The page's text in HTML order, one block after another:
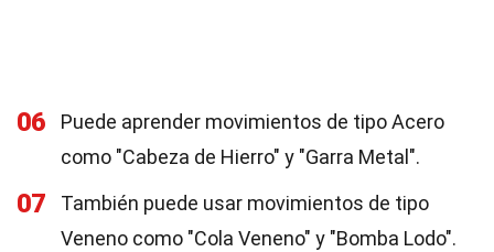
06
Puede aprender movimientos de tipo Acero
como "Cabeza de Hierro" y "Garra Metal".
07
También puede usar movimientos de tipo
Veneno como "Cola Veneno" y "Bomba Lodo".